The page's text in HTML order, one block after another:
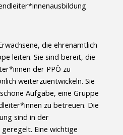
die ehrenamtlich
leiten. Sie sind bereit, die
der PPÖ zu
weiterzuentwickeln. Sie
Aufgabe, eine Gruppe
zu betreuen. Die
sind in der
Eine wichtige